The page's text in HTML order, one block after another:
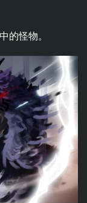
的怪物。